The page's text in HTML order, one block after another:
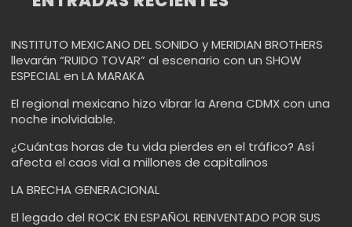
INSTITUTO MEXICANO DEL SONIDO y MERIDIAN BROTHERS
llevarán “RUIDO TOVAR” al escenario con un SHOW
ESPECIAL en LA MARAKA
El regional mexicano hizo vibrar la Arena CDMX con una
noche inolvidable.
¿Cuántas horas de tu vida pierdes en el tráfico? Así
afecta el caos vial a millones de capitalinos
LA BRECHA GENERACIONAL
El legado del ROCK EN ESPAÑOL REINVENTADO POR SUS